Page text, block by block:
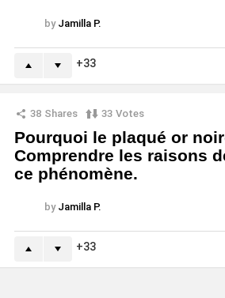
by Jamilla P.
33
38 Shares 33 Votes
Pourquoi le plaqué or
Comprendre les raisons
ce phénomène.
by Jamilla P.
33